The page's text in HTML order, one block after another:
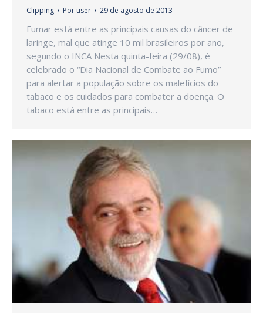
Clipping Por user 29 de agosto de 2013
Fumar está entre as principais causas do câncer de
laringe, mal que atinge 10 mil brasileiros por ano,
segundo o INCA Nesta quinta-feira (29/08), é
celebrado o “Dia Nacional de Combate ao Fumo”
para alertar a população sobre os malefícios do
tabaco e os cuidados para combater a doença. O
tabaco está entre as principais…